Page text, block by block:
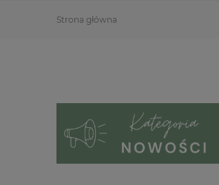
Strona główna